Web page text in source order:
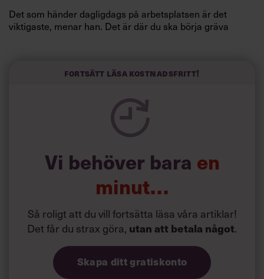
Det som händer dagligdags på arbetsplatsen är det
viktigaste, menar han. Det är där du ska börja gräva
och höjt arbetsglädjen på Google:
Fortsätt läsa kostnadsfritt!
Vi behöver bara en
minut…
Så roligt att du vill fortsätta läsa våra artiklar!
Det får du strax göra, utan att betala något.
Skapa ditt gratiskonto